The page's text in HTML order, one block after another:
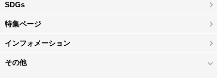
SDGs
特集ページ
インフォメーション
その他